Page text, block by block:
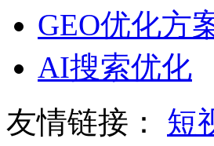
GEO优化方
AI搜索优化
友情链接： 短